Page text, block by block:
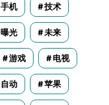
手机 技术
曝光 未来
游戏 电视
自动 苹果